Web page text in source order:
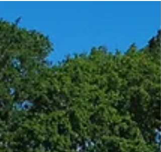
BV: 21423 Drage